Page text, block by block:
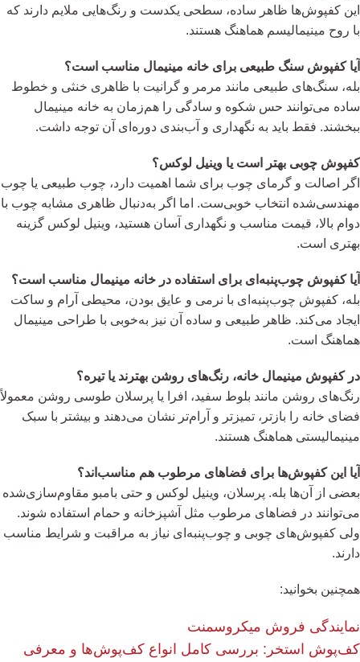
این کفپوش‌ها ظاهر ساده، سطحی یکدست و رنگ‌هایی ملایم دارند که
با روح مینیمالیسم هماهنگ هستند.
آیا کفپوش سنگ طبیعی برای خانه مینیمال مناسب است؟
بله، سنگ‌های طبیعی مانند مرمر و گرانیت با ظاهری خنثی و خطوط
ساده می‌توانند حس شکوه و سادگی را هم‌زمان به خانه مینیمال
ببخشند. فقط باید به نگهداری و آب‌بندی دوره‌ای آن توجه داشت.
کفپوش چوبی بهتر است یا وینیل لوکس؟
اگر اصالت و گرمای چوب برای شما اهمیت دارد، چوب طبیعی یا چوب
مهندسی‌شده انتخاب خوبی‌ست. اما اگر به‌دنبال ظاهری مشابه چوب با
دوام بالا، قیمت مناسب و نگهداری آسان هستید، وینیل لوکس گزینه
بهتری است.
آیا کفپوش چوب‌پنبه‌ای برای استفاده در خانه مینیمال مناسب است؟
بله، کفپوش چوب‌پنبه‌ای با نرمی و عایق بودن، محیطی آرام و ساکت
ایجاد می‌کند. ظاهر طبیعی و ساده آن نیز به‌خوبی با طراحی مینیمال
هماهنگ است.
در کفپوش مینیمال خانه، رنگ‌های روشن بهترند یا تیره؟
رنگ‌های روشن مانند بلوط سفید، افرا یا پرسلان طوسی روشن معمولاً
فضای خانه را بازتر، تمیزتر و آرام‌تر نشان می‌دهند و بیشتر با سبک
مینیمالیستی هماهنگ هستند.
آیا این کفپوش‌ها برای فضاهای مرطوب هم مناسب‌اند؟
بعضی از آن‌ها بله. پرسلان، وینیل لوکس و حتی بامبو مقاوم‌سازی‌شده
می‌توانند در فضاهای مرطوب مثل آشپزخانه و حمام استفاده شوند.
ولی کفپوش‌های چوبی و چوب‌پنبه‌ای نیاز به مراقبت و شرایط مناسب
دارند.
همچنین بخوانید:
نمایندگی فروش میکروسمنت
کف‌پوش استخر: بررسی کامل انواع کف‌پوش‌ها و معرفی